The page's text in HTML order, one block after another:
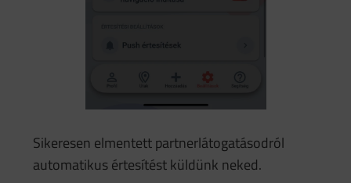
Sikeresen elmentett partnerlátogatásodról
automatikus értesítést küldünk neked.